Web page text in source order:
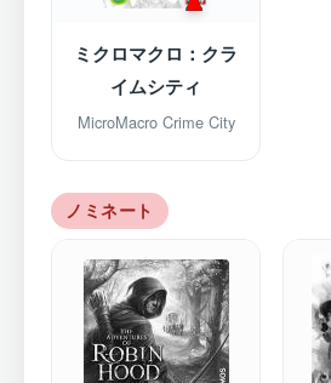
ミクロマクロ：クラ
イムシティ
MicroMacro Crime City
ノミネート